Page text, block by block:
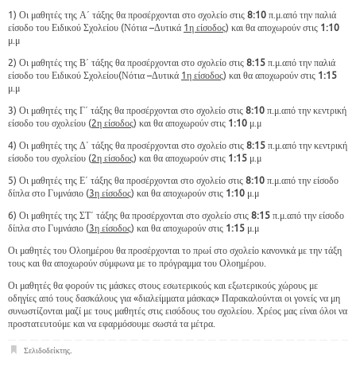
1) Οι μαθητές της Α΄ τάξης θα προσέρχονται στο σχολείο στις8:10π.μ.από την παλιά
είσοδο του Ειδικού Σχολείου (Νότια –Δυτικά 1η είσοδος) και θα αποχωρούν στις 1:10
μ.μ
2) Οι μαθητές της Β΄ τάξης θα προσέρχονται στο σχολείο στις8:15π.μ.από την παλιά
είσοδο του Ειδικού Σχολείου(Νότια –Δυτικά 1η είσοδος) και θα αποχωρούν στις 1:15
μ.μ
3) Οι μαθητές της Γ΄ τάξης θα προσέρχονται στο σχολείο στις8:10π.μ.από την κεντρική
είσοδο του σχολείου (2η είσοδος) και θα αποχωρούν στις 1:10 μ.μ
4) Οι μαθητές της Δ΄ τάξης θα προσέρχονται στο σχολείο στις8:15π.μ.από την κεντρική
είσοδο του σχολείου (2η είσοδος) και θα αποχωρούν στις 1:15 μ.μ
5) Οι μαθητές της Ε΄ τάξης θα προσέρχονται στο σχολείο στις8:10π.μ.από την είσοδο
δίπλα στο Γυμνάσιο (3η είσοδος) και θα αποχωρούν στις 1:10 μ.μ
6) Οι μαθητές της ΣΤ΄ τάξης θα προσέρχονται στο σχολείο στις8:15π.μ.από την είσοδο
δίπλα στο Γυμνάσιο (3η είσοδος) και θα αποχωρούν στις 1:15 μ.μ
Οι μαθητές του Ολοημέρου θα προσέρχονται το πρωί στο σχολείο κανονικά με την τάξη
τους και θα αποχωρούν σύμφωνα με το πρόγραμμα του Ολοημέρου.
Οι μαθητές θα φορούν τις μάσκες στους εσωτερικούς και εξωτερικούς χώρους με
οδηγίες από τους δασκάλους για «διαλείμματα μάσκας» Παρακαλούνται οι γονείς να μη
συνωστίζονται μαζί με τους μαθητές στις εισόδους του σχολείου. Χρέος μας είναι όλοι να
προστατευτούμε και να εφαρμόσουμε σωστά τα μέτρα.
Σελιδοδείκτης.